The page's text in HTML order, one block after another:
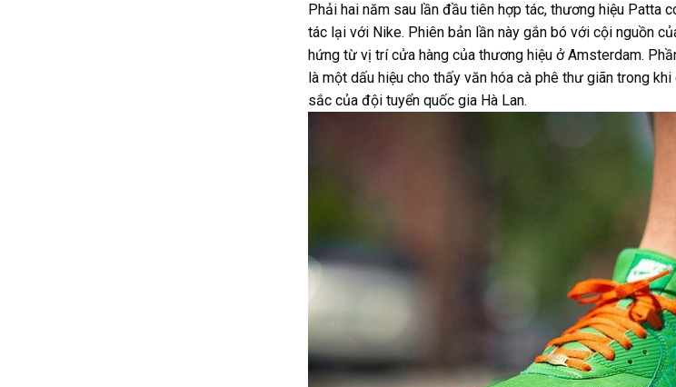
Phải hai năm sau lần đầu tiên hợp tác, thương hiệu Patta
tác lại với Nike. Phiên bản lần này gắn bó với cội nguồn
hứng từ vị trí cửa hàng của thương hiệu ở Amsterdam.
là một dấu hiệu cho thấy văn hóa cà phê thư giãn trong
sắc của đội tuyển quốc gia Hà Lan.